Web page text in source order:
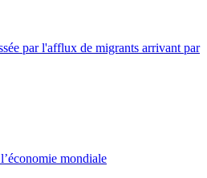
par l'afflux de migrants arrivant par
mondiale